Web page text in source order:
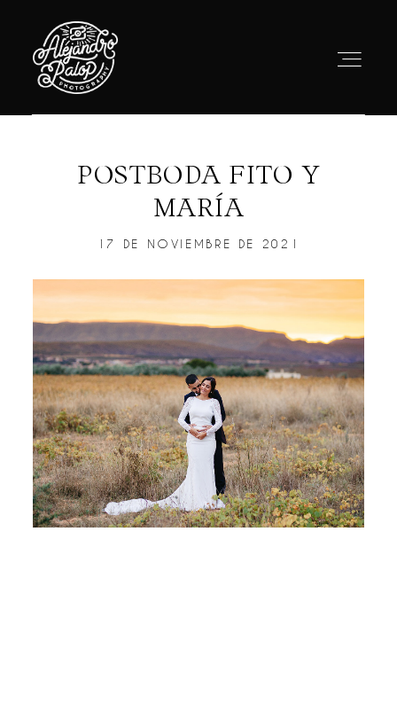
VÍDEO
SOBRE MI
BLOG
CONTACTO
POSTBODA FITO Y
MARÍA
17 DE NOVIEMBRE DE 2021